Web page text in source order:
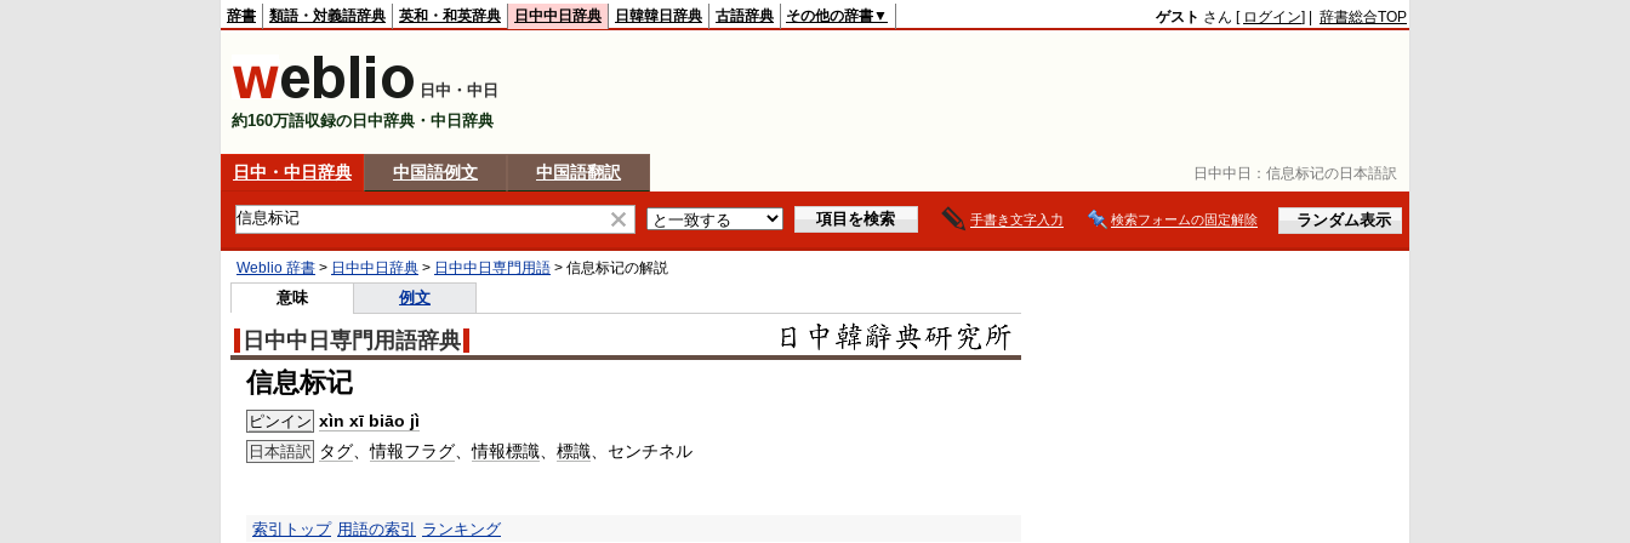
日中中日： 信息标记の日本語訳
辞書 類語・対義語辞典 英和・和英辞典 日中中日辞典 日韓韓日辞典 古語辞典 その他の辞書▼ ゲスト さん [ ログイン] | 辞書総合TOP
日中・中日
約160万語収録の日中辞典・中日辞典
日中・中日辞典 中国語例文 中国語翻訳
手書き文字入力 検索フォームの固定解除
Weblio 辞書 > 日中中日辞典 > 日中中日専門用語 > 信息标记の解説
意味 例文
日中中日専門用語辞典
信息标记
ピンイン xìn xī biāo jì
日本語訳 タグ 、情報フラグ 、情報標識 標識 、センチネル
索引トップ 用語の索引 ランキング